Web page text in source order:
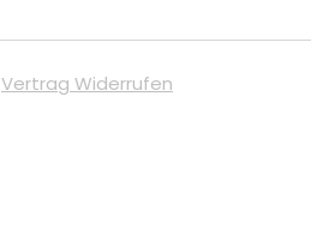
Vertrag Widerrufen